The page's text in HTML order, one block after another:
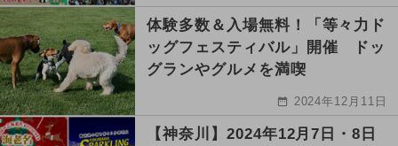
体験多数＆入場無料！「等々力ド
ッグフェスティバル」開催 ドッ
グランやグルメを満喫
2024年12月11日
【神奈川】2024年12月7日・8日